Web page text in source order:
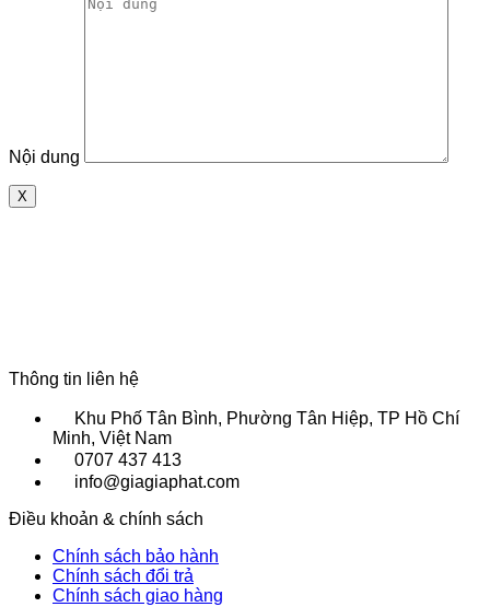
Nội dung
X
Thông tin liên hệ
Khu Phố Tân Bình, Phường Tân Hiệp, TP Hồ Chí
Minh, Việt Nam
0707 437 413
info@giagiaphat.com
Điều khoản & chính sách
Chính sách bảo hành
Chính sách đổi trả
Chính sách giao hàng